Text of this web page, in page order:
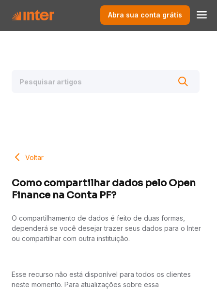
Abra sua conta grátis
Voltar
Como compartilhar dados pelo Open
Finance na Conta PF?
O compartilhamento de dados é feito de duas formas,
dependerá se você desejar trazer seus dados para o Inter
ou compartilhar com outra instituição.
Esse recurso não está disponível para todos os clientes
neste momento. Para atualizações sobre essa